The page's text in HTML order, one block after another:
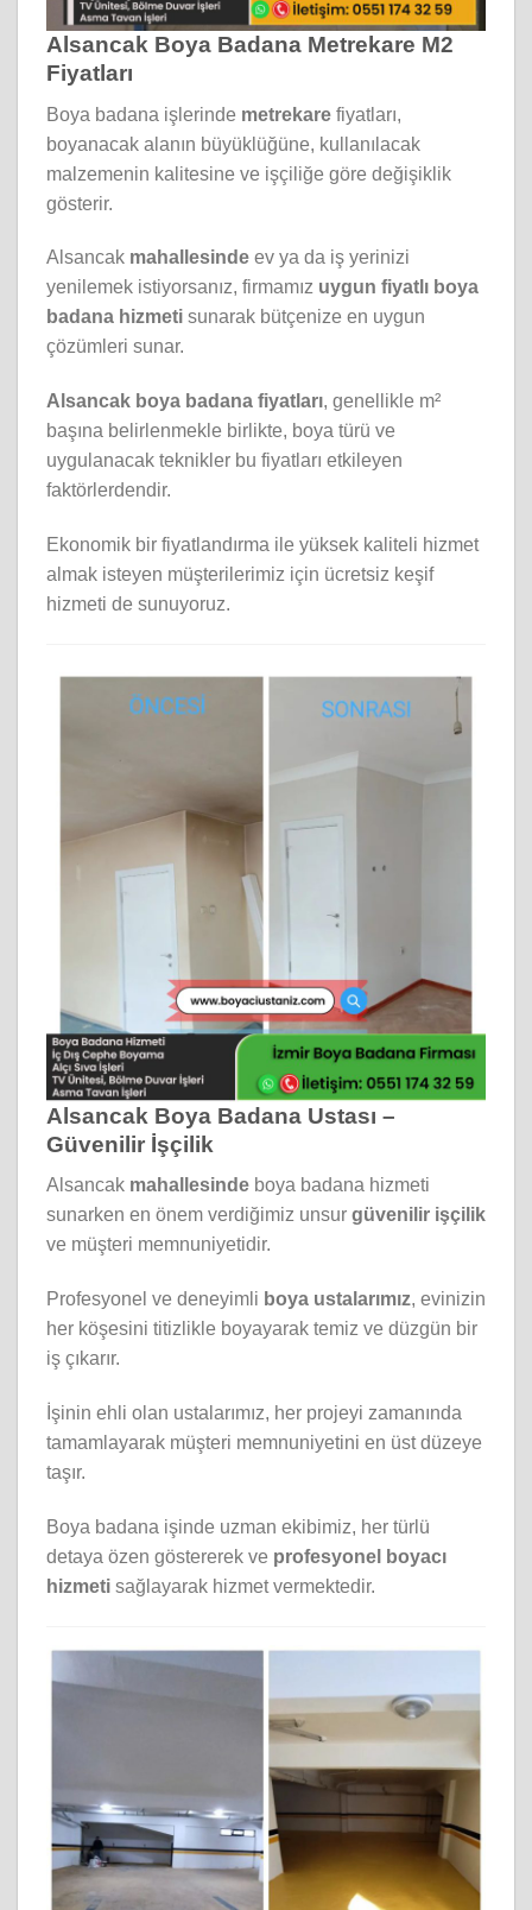
Alsancak Boya Badana Metrekare M2
Fiyatları
Boya badana işlerinde metrekare fiyatları,
boyanacak alanın büyüklüğüne, kullanılacak
malzemenin kalitesine ve işçiliğe göre değişiklik
gösterir.
Alsancak mahallesinde ev ya da iş yerinizi
yenilemek istiyorsanız, firmamız uygun fiyatlı boya
badana hizmeti sunarak bütçenize en uygun
çözümleri sunar.
Alsancak boya badana fiyatları, genellikle m²
başına belirlenmekle birlikte, boya türü ve
uygulanacak teknikler bu fiyatları etkileyen
faktörlerdendir.
Ekonomik bir fiyatlandırma ile yüksek kaliteli hizmet
almak isteyen müşterilerimiz için ücretsiz keşif
hizmeti de sunuyoruz.
Alsancak Boya Badana Ustası –
Güvenilir İşçilik
Alsancak mahallesinde boya badana hizmeti
sunarken en önem verdiğimiz unsur güvenilir işçilik
ve müşteri memnuniyetidir.
Profesyonel ve deneyimli boya ustalarımız, evinizin
her köşesini titizlikle boyayarak temiz ve düzgün bir
iş çıkarır.
İşinin ehli olan ustalarımız, her projeyi zamanında
tamamlayarak müşteri memnuniyetini en üst düzeye
taşır.
Boya badana işinde uzman ekibimiz, her türlü
detaya özen göstererek ve profesyonel boyacı
hizmeti sağlayarak hizmet vermektedir.